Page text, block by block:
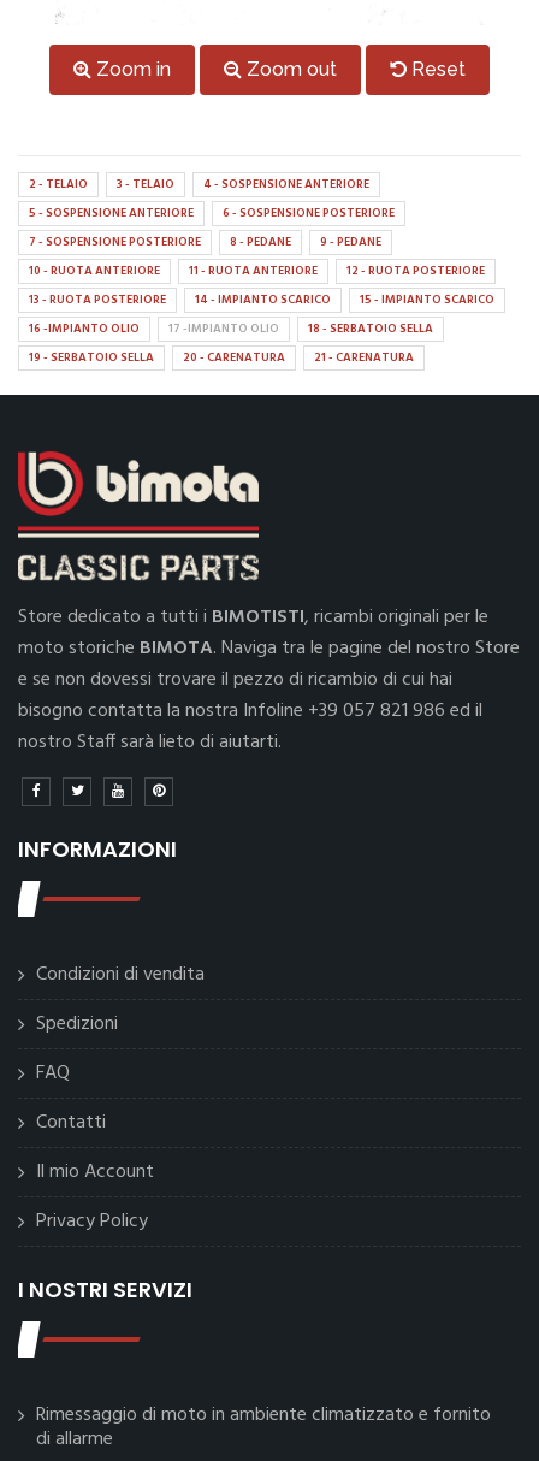
Zoom in Zoom out Reset
2 - TELAIO 3 - TELAIO
4 - SOSPENSIONE ANTERIORE
5 - SOSPENSIONE ANTERIORE
6 - SOSPENSIONE POSTERIORE
7 - SOSPENSIONE POSTERIORE
8 - PEDANE
9 - PEDANE
10 - RUOTA ANTERIORE
11 - RUOTA ANTERIORE
12 - RUOTA POSTERIORE
13 - RUOTA POSTERIORE
14 - IMPIANTO SCARICO
15 - IMPIANTO SCARICO
16 -IMPIANTO OLIO
17 -IMPIANTO OLIO
18 - SERBATOIO SELLA
19 - SERBATOIO SELLA
20 - CARENATURA 21 - CARENATURA
Store dedicato a tutti i BIMOTISTI, ricambi originali per le
moto storiche BIMOTA. Naviga tra le pagine del nostro Store
e se non dovessi trovare il pezzo di ricambio di cui hai
bisogno contatta la nostra Infoline +39 057 821 986 ed il
nostro Staff sarà lieto di aiutarti.
INFORMAZIONI
Condizioni di vendita
Spedizioni
FAQ
Contatti
Il mio Account
Privacy Policy
I NOSTRI SERVIZI
Rimessaggio di moto in ambiente climatizzato e fornito
di allarme